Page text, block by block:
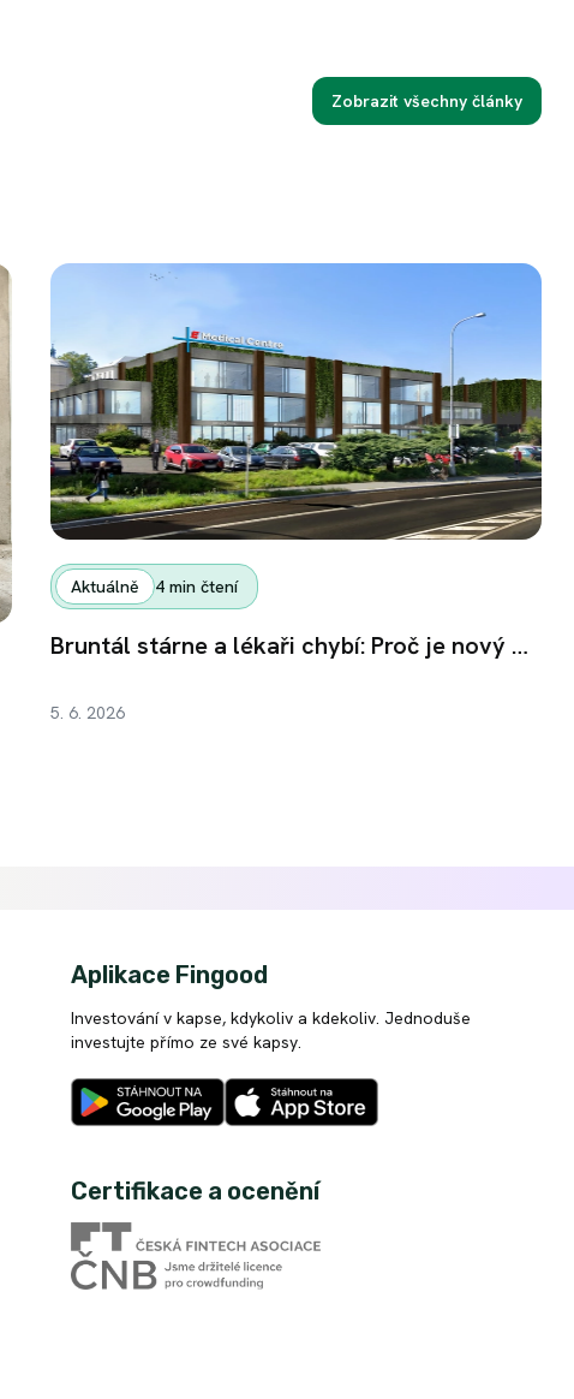
Zobrazit všechny články
Aktuálně 4 min čtení
Bruntál stárne a lékaři chybí: Proč je nový Medical & Senior Park nutností, ne luxusem
5. 6. 2026
Aplikace Fingood
Investování v kapse, kdykoliv a kdekoliv. Jednoduše
investujte přímo ze své kapsy.
Certifikace a ocenění